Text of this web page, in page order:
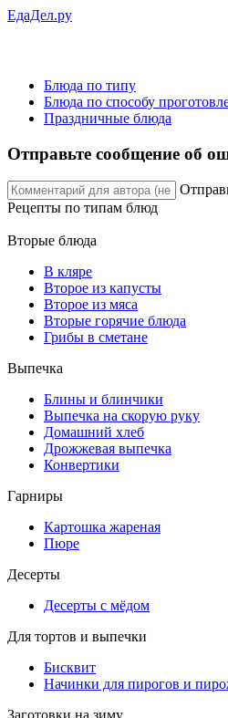
ЕдаДел.ру
Блюда по типу
Блюда по способу
Праздничные блюда
Отправьте сообщение об
Рецепты по типам блюд
Вторые блюда
В кляре
Второе из капусты
Второе из мяса
Вторые горячие блюда
Грибы в сметане
Выпечка
Блины и блинчики
Выпечка на скорую руку
Домашний хлеб
Дрожжевая выпечка
Конвертики
Гарниры
Картошка жареная
Пюре
Десерты
Десерты с мёдом
Для тортов и выпечки
Бисквит
Начинки для пирогов и